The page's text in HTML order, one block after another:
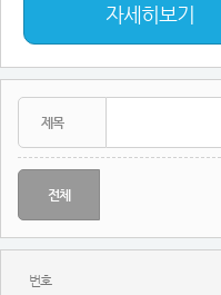
자세히보기
전체
번호